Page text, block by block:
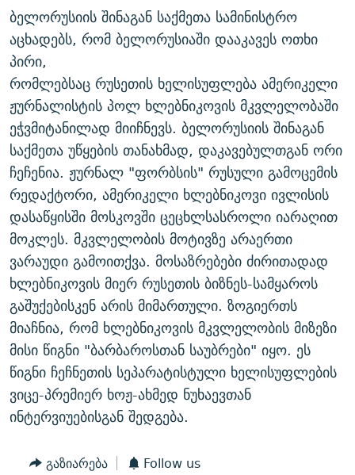
ᲓᲘᲚᲘᲡ ᲡᲐᲣᲑᲠᲔᲑᲘ
ᲛᲝᲚᲐᲞᲐᲠᲐᲙᲔ ᲢᲔᲥᲡᲢᲔᲑᲘ
ᲨᲘᲜ - ᲣᲪᲮᲝᲔᲗᲨᲘ
ᲚᲘᲢᲔᲠᲐᲢᲣᲠᲣᲚᲘ ᲬᲐᲮᲜᲐᲒᲔᲑᲘ
ᲐᲛᲔᲠᲘᲙᲣᲚᲘ ᲛᲝᲗᲮᲠᲝᲑᲐ
ᲘᲛᲞᲔᲠᲘᲐ ᲓᲐ ᲠᲐᲓᲘᲝ
ᲓᲐᲛᲝᲣᲙᲘᲓᲔᲑᲚᲝᲑᲘᲡ 100 ᲬᲔᲚᲘ
ᲩᲔᲛᲘ ᲡᲘᲙᲕᲓᲘᲚᲘᲡ ᲛᲘᲖᲔᲖᲘᲐ COVID-19
11 ᲬᲔᲚᲘ - 11 ᲐᲛᲑᲐᲕᲘ
ᲡᲐᲞᲐᲠᲚᲐᲛᲔᲜᲢᲝ ᲐᲠᲩᲔᲕᲜᲔᲑᲘᲡ ᲘᲡᲢᲝᲠᲘᲐ
ᲑᲐᲕᲨᲕᲔᲑᲘ ᲞᲠᲝᲡᲢᲘᲢᲣᲪᲘᲐᲨᲘ - ᲐᲛᲝᲣᲗᲥᲛᲔᲚᲘ ᲐᲛᲑᲐᲕᲘ
5 ᲐᲛᲑᲐᲕᲘ - 20 ᲘᲕᲜᲘᲡᲡ ᲓᲐᲨᲐᲕᲔᲑᲣᲚᲔᲑᲘ
ᲐᲒᲕᲘᲡᲢᲝᲡ ᲝᲛᲘ
ПРИВЕТ ᲙᲣᲚᲢᲣᲠᲐ
ЭХО КАВКАЗА
ᲒᲐᲛᲝᲘᲬᲔᲠᲔ
რთე/რთ-ის ყველა საიტი
ბელორუსიის შინაგან საქმეთა სამინისტრო
აცხადებს, რომ ბელორუსიაში დააკავეს ოთხი
პირი,
რომლებსაც რუსეთის ხელისუფლება ამერიკელი
ჟურნალისტის პოლ ხლებნიკოვის მკვლელობაში
ეჭვმიტანილად მიიჩნევს. ბელორუსიის შინაგან
საქმეთა უწყების თანახმად, დაკავებულთგან ორი
ჩეჩენია. ჟურნალ "ფორბსის" რუსული გამოცემის
რედაქტორი, ამერიკელი ხლებნიკოვი ივლისის
დასაწყისში მოსკოვში ცეცხლსასროლი იარაღით
მოკლეს. მკვლელობის მოტივზე არაერთი
ვარაუდი გამოითქვა. მოსაზრებები ძირითადად
ხლებნიკოვის მიერ რუსეთის ბიზნეს-სამყაროს
გაშუქებისკენ არის მიმართული. ზოგიერთს
მიაჩნია, რომ ხლებნიკოვის მკვლელობის მიზეზი
მისი წიგნი "ბარბაროსთან საუბრები" იყო. ეს
წიგნი ჩეჩნეთის სეპარატისტული ხელისუფლების
ვიცე-პრემიერ ხოჟ-ახმედ ნუხაევთან
ინტერვიუებისგან შედგება.
გაზიარება Follow us